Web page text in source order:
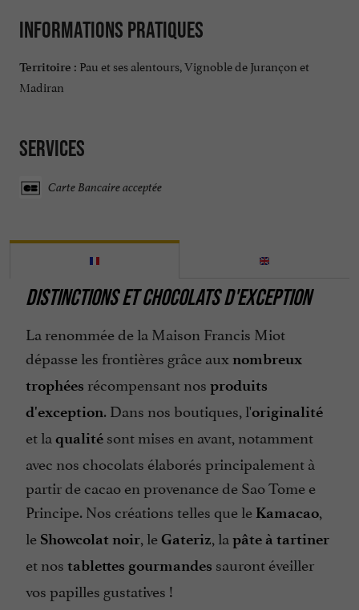
Informations pratiques
Territoire : Pau et ses alentours, Vignoble de Jurançon et
Madiran
Services
Carte Bancaire acceptée
DISTINCTIONS ET CHOCOLATS D'EXCEPTION
La renommée de la Maison Francis Miot
dépasse les frontières grâce aux nombreux
trophées récompensant nos produits
d'exception. Dans nos boutiques, l'originalité
et la qualité sont mises en avant, notamment
avec nos chocolats élaborés principalement à
partir de cacao en provenance de Sao Tome e
Principe. Nos créations telles que le Kamacao,
le Showcolat noir, leGateriz, la pâte à tartiner
et nos tablettes gourmandes sauront éveiller
vos papilles gustatives !